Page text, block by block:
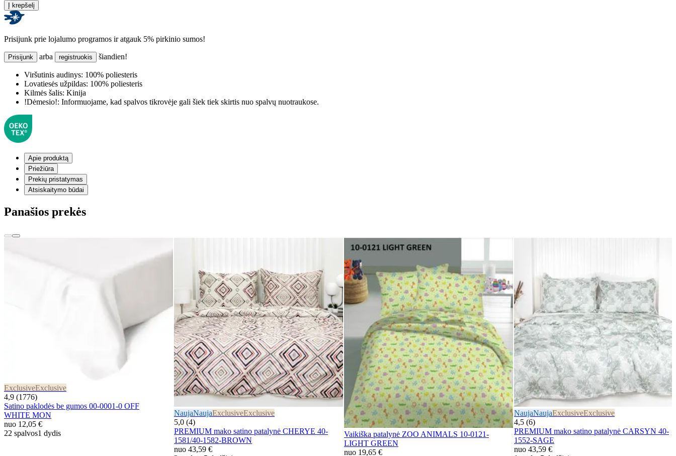
Į krepšelį
Prisijunk prie lojalumo programos ir atgauk 5% pirkinio sumos!
Prisijunk arba registruokis šiandien!
Viršutinis audinys: 100% poliesteris
Lovatiesės užpildas: 100% poliesteris
Kilmės šalis: Kinija
!Dėmesio!: Informuojame, kad spalvos tikrovėje gali šiek tiek skirtis nuo spalvų nuotraukose.
Apie produktą
Priežiūra
Prekių pristatymas
Atsiskaitymo būdai
Panašios prekės
ExclusiveExclusive
4,9 (1776)
Satino paklodės be gumos 00-0001-0 OFF
WHITE MON
nuo 12,05 €
22 spalvos1 dydis
NaujaNaujaExclusiveExclusive
5,0 (4)
PREMIUM mako satino patalynė CHERYE 40-
1581/40-1582-BROWN
nuo 43,59 €
Vaikiška patalynė ZOO ANIMALS 10-0121-
LIGHT GREEN
nuo 19,65 €
NaujaNaujaExclusiveExclusive
4,5 (6)
PREMIUM mako satino patalynė CARSYN 40-
1552-SAGE
nuo 43,59 €